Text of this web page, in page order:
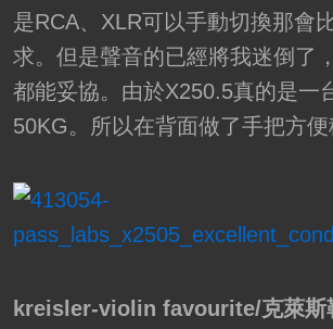
是RCA、XLR可以手動切換那會
求。但是聲音的已經將我迷倒了
都能妥協。由於X250.5真的是一
50KG。所以在背面做了手把方便
kreisler-violin favourite/克萊斯